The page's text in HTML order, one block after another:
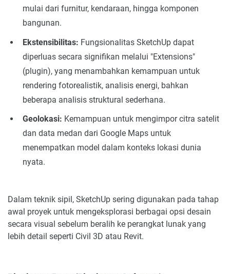
mulai dari furnitur, kendaraan, hingga komponen
bangunan.
Ekstensibilitas: Fungsionalitas SketchUp dapat
diperluas secara signifikan melalui "Extensions"
(plugin), yang menambahkan kemampuan untuk
rendering fotorealistik, analisis energi, bahkan
beberapa analisis struktural sederhana.
Geolokasi: Kemampuan untuk mengimpor citra satelit
dan data medan dari Google Maps untuk
menempatkan model dalam konteks lokasi dunia
nyata.
Dalam teknik sipil, SketchUp sering digunakan pada tahap
awal proyek untuk mengeksplorasi berbagai opsi desain
secara visual sebelum beralih ke perangkat lunak yang
lebih detail seperti Civil 3D atau Revit.